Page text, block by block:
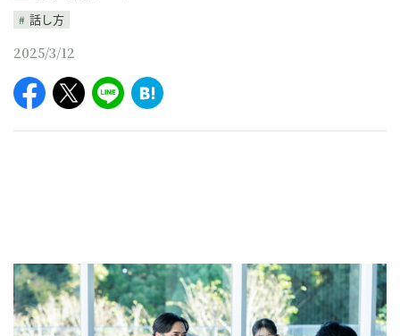
話し方
2025/3/12